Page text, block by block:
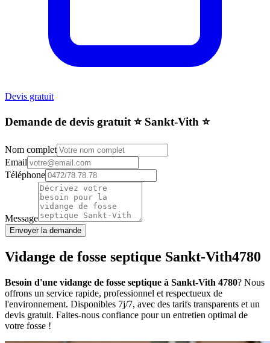
Devis gratuit
Demande de devis gratuit ⭐️ Sankt-Vith ⭐️
Nom complet
Email
Téléphone
Message
Envoyer la demande
Vidange de fosse septique Sankt-Vith4780
Besoin d'une vidange de fosse septique à Sankt-Vith 4780? Nous
offrons un service rapide, professionnel et respectueux de
l'environnement. Disponibles 7j/7, avec des tarifs transparents et un
devis gratuit. Faites-nous confiance pour un entretien optimal de
votre fosse !